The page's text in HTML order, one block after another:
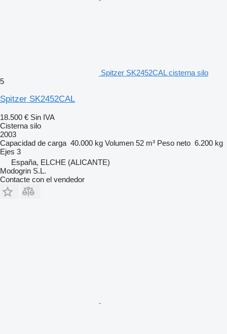
Spitzer SK2452CAL cisterna silo
5
Spitzer SK2452CAL
18.500 € Sin IVA
Cisterna silo
2003
Capacidad de carga 40.000 kg Volumen 52 m³ Peso neto 6.200 kg
Ejes 3
España, ELCHE (ALICANTE)
Modogrin S.L.
Contacte con el vendedor